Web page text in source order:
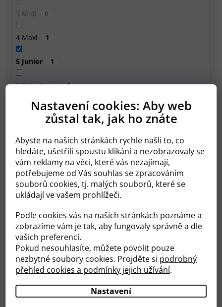
Nastavení cookies: Aby web
zůstal tak, jak ho znáte
Abyste na našich stránkách rychle našli to, co
hledáte, ušetřili spoustu klikání a nezobrazovaly se
vám reklamy na věci, které vás nezajímají,
potřebujeme od Vás souhlas se zpracováním
souborů cookies, tj. malých souborů, které se
ukládají ve vašem prohlížeči.
Podle cookies vás na našich stránkách poznáme a
zobrazíme vám je tak, aby fungovaly správně a dle
vašich preferencí.
Pokud nesouhlasíte, můžete povolit pouze
nezbytné soubory cookies. Projděte si podrobný
přehled cookies a podmínky jejich užívání.
Nastavení
3 Midi 0
4 Maxi 1
5 Junior 1
6 Extra Large 1
Typ zapínání
Suchý zip 2
Kalhotkové 1
Hmotnost dítěte
2-5 kg 0
3-6 kg 0
4-9 kg 0
7-16 kg 0